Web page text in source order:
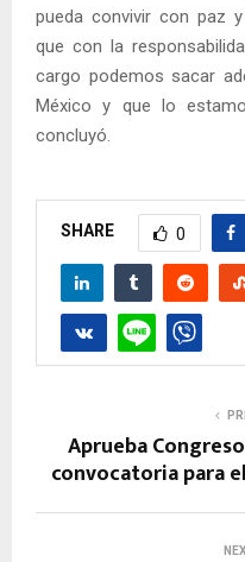
pueda convivir con paz
que con la
cargo podemos sacar
México y que lo
concluyó.
SHARE 0
Aprueba
convocatoria para